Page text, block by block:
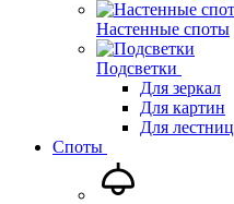
Настенные споты
Подсветки
Для зеркал
Для картин
Для лестниц
Споты